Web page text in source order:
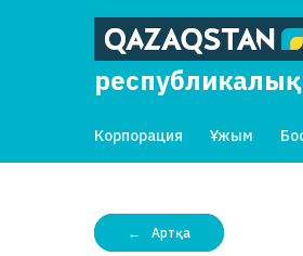
Корпорация Ұжым
Артқа